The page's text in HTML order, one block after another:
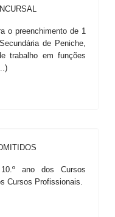
o preenchimento de 1
de Peniche,
trabalho em funções
ano dos Cursos
Cursos Profissionais.